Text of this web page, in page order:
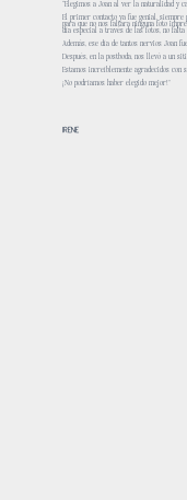
“Elegimos a Joan al ver la naturalidad y
El primer contacto ya fue genial, siempre
para que no nos faltara ninguna foto
día especial a través de las fotos, no
Además, ese día de tantos nervios Joan
Después, en la postboda, nos llevó a un
Estamos increíblemente agradecidos
¡No podríamos haber elegido mejor!”
IRENE